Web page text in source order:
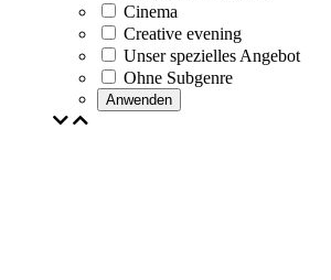
Cinema
Creative evening
Unser spezielles Angebot
Ohne Subgenre
Anwenden